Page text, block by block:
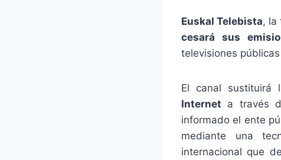
Euskal Telebista, la
cesará sus
televisiones
El canal sustituirá
Internet a través
informado el ente
mediante una
internacional que